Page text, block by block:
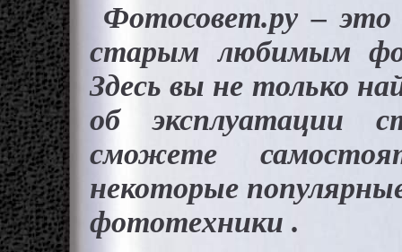
Фотосовет.ру –
старым любимым
Здесь вы не только
об эксплуатации
сможете
некоторые
фототехники .